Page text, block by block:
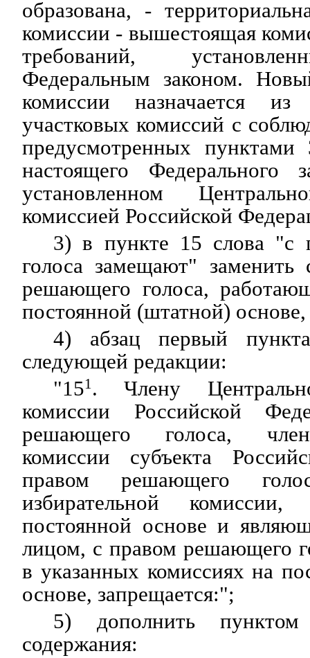
образована, -
комиссии - вышестоящая
требований,
Федеральным законом.
комиссии назначается из
участковых комиссий с
предусмотренных пунктами
настоящего Федерального
установленном
комиссией Российской
3) в пункте 15 слова "с
голоса замещают"
решающего голоса,
постоянной (штатной)
4) абзац первый
следующей редакции:
"151 . Члену
комиссии Российской
решающего голоса,
комиссии субъекта
правом решающего
избирательной
постоянной основе и
лицом, с правом решающего
в указанных комиссиях на
основе, запрещается:";
5) дополнить
содержания: